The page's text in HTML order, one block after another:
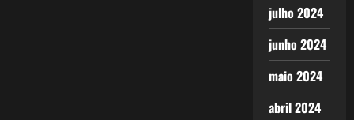
julho 2024
junho 2024
maio 2024
abril 2024